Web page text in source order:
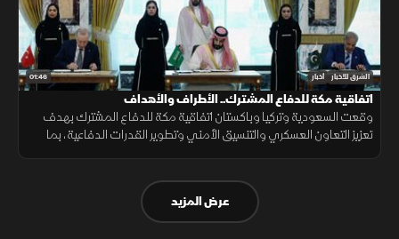
01:46 الشرق للأخبار أخبار
اتفاقية مكة للدفاع المشترك.. الأطراف والأهداف
وقعت السعودية وتركيا وباكستان اتفاقية مكة للدفاع المشترك بهدف
تعزيز التعاون العسكري والتنسيق الأمني وتطوير القدرات الدفاعية، بما
عرض المزيد